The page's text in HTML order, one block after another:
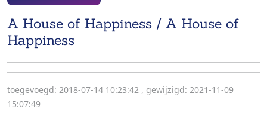
A House of Happiness / A House of
Happiness
toegevoegd: 2018-07-14 10:23:42 , gewijzigd: 2021-11-09
15:07:49